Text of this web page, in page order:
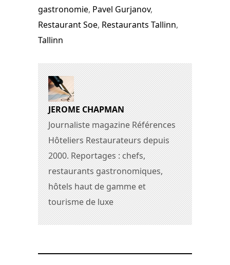
gastronomie, Pavel Gurjanov,
Restaurant Soe, Restaurants Tallinn,
Tallinn
JEROME CHAPMAN
Journaliste magazine Références
Hôteliers Restaurateurs depuis
2000. Reportages : chefs,
restaurants gastronomiques,
hôtels haut de gamme et
tourisme de luxe